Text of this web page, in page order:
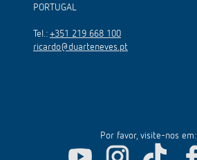
PORTUGAL
Tel.: +351 219 668 100
ricardo@duarteneves.pt
Por favor, visite-nos em: